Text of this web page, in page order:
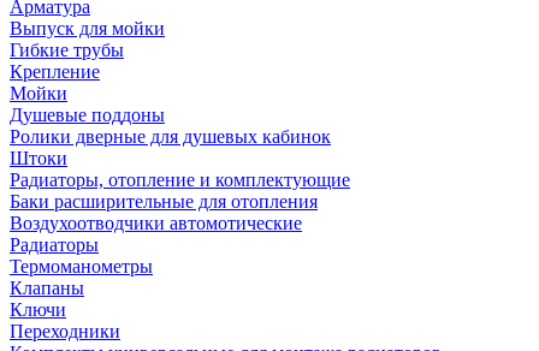
Арматура
Выпуск для мойки
Гибкие трубы
Крепление
Мойки
Душевые поддоны
Ролики дверные для душевых кабинок
Штоки
Радиаторы, отопление и комплектующие
Баки расширительные для отопления
Воздухоотводчики автомотические
Радиаторы
Термоманометры
Клапаны
Ключи
Переходники